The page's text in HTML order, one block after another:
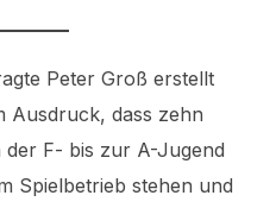
Peter Groß erstellt
Ausdruck, dass zehn
F- bis zur A-Jugend
Spielbetrieb stehen und